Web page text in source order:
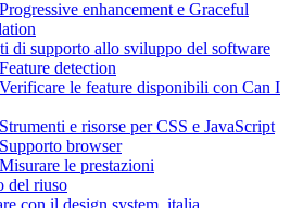
enhancement e Graceful
di supporto allo sviluppo del software
detection
le feature disponibili con Can I
e risorse per CSS e JavaScript
browser
le prestazioni
del riuso
con il design system .italia